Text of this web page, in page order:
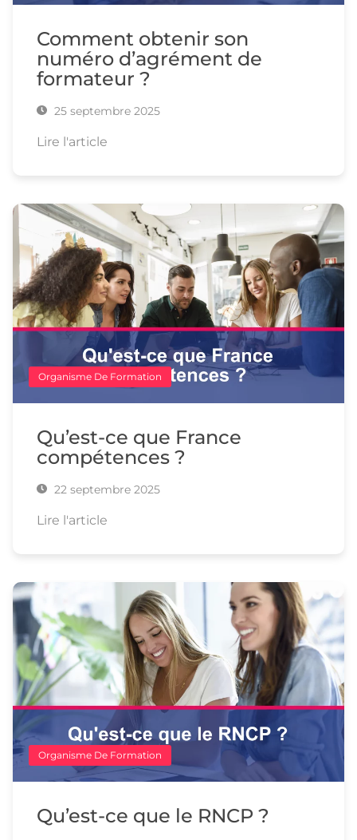
Comment obtenir son
numéro d’agrément de
formateur ?
25 septembre 2025
Lire l'article
Organisme De Formation
Qu’est-ce que France
compétences ?
22 septembre 2025
Lire l'article
Organisme De Formation
Qu’est-ce que le RNCP ?